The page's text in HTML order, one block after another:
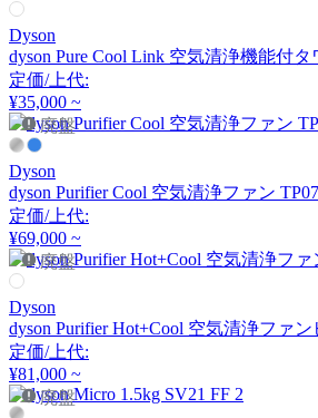
arper
arrmet
アーメット
ART WORK STUDIO
アートワークスタジオ
Dyson
dyson Pure Cool Link 空気清浄機能付
定価/上代:
¥35,000 ~
廃盤
Dyson
dyson Purifier Cool 空気清浄ファン TP07
定価/上代:
¥69,000 ~
廃盤
Dyson
dyson Purifier Hot+Cool 空気清浄ファ
定価/上代:
¥81,000 ~
廃盤